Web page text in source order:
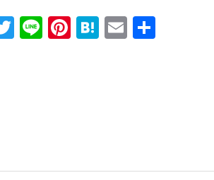
T
Li Pi H
E